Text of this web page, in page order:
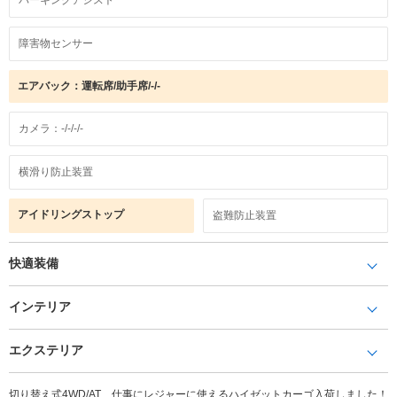
障害物センサー
エアバック：運転席/助手席/-/-
カメラ：-/-/-/-
横滑り防止装置
アイドリングストップ 盗難防止装置
快適装備
インテリア
エクステリア
切り替え式4WD/AT 仕事にレジャーに使えるハイゼットカーゴ入荷しました！